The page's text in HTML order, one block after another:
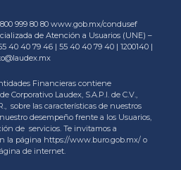
999 80 80www.gob.mx/condusef
de Atención a Usuarios (UNE) –
40 40 79 46 | 55 40 40 79 40 | 1200140 |
Financieras contiene
Corporativo Laudex, S.A.P.I. de C.V.,
sobre las características de nuestros
desempeño frente a los Usuarios,
de servicios. Te invitamos a
la página https://www.buro.gob.mx/ o
de internet.